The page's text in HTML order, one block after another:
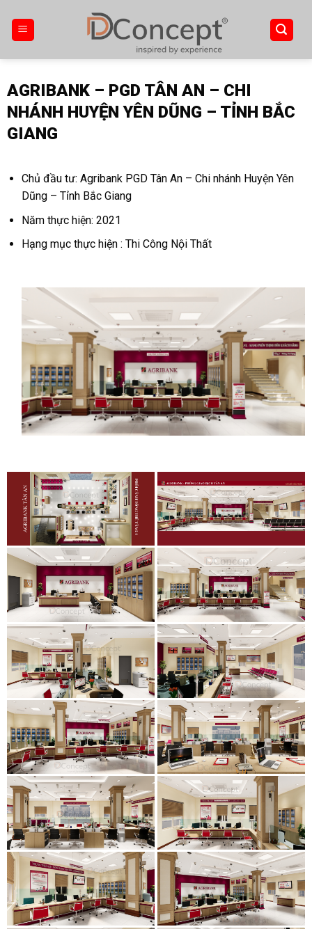
content
AGRIBANK – PGD TÂN AN – CHI
NHÁNH HUYỆN YÊN DŨNG – TỈNH BẮC
GIANG
Chủ đầu tư: Agribank PGD Tân An – Chi nhánh Huyện Yên
Dũng – Tỉnh Bắc Giang
Năm thực hiện: 2021
Hạng mục thực hiện : Thi Công Nội Thất